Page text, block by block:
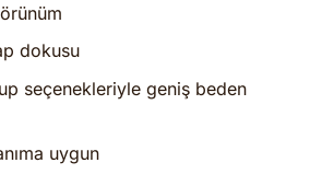
dokusu
seçenekleriyle geniş beden
uygun